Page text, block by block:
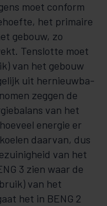
moet conform
het pri­maire
gebouw, zo
Tenslotte moet
van het gebouw
uit her­nieuwba­
zeggen de
van het
energie er
daarvan, dus
van het
3 zien waar de
van het
het in BENG 2